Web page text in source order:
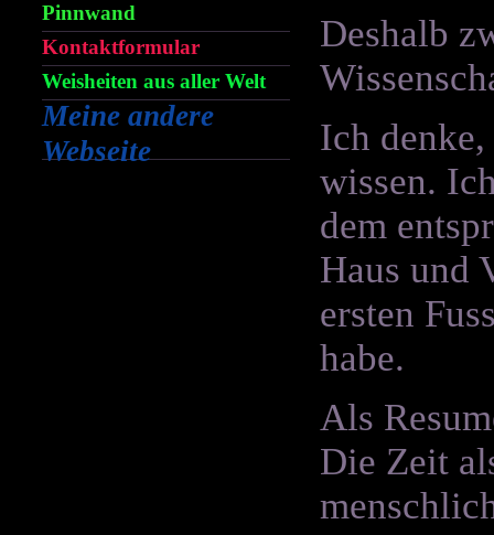
Pinnwand
Kontaktformular
Weisheiten aus aller Welt
Meine andere
Webseite
Deshalb
Ich
wissen.
dem
Haus und
ersten
habe.
Als
Die Zeit